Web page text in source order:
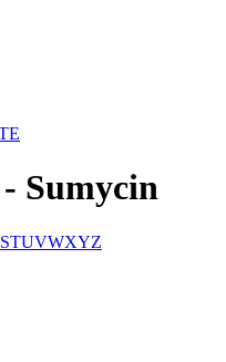
Sumycin
STUVWXYZ